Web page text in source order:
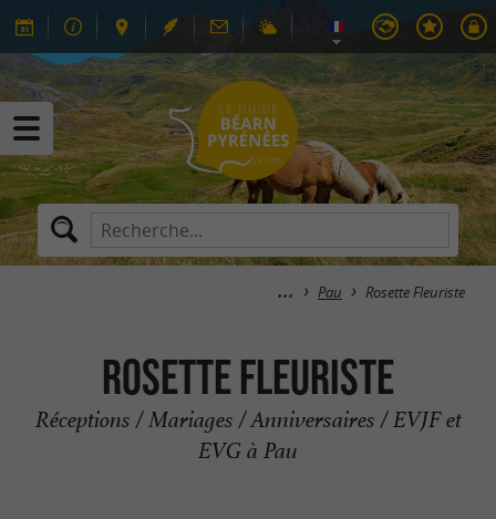
Pau Rosette Fleuriste
Rosette Fleuriste
Réceptions / Mariages / Anniversaires / EVJF et
EVG à Pau